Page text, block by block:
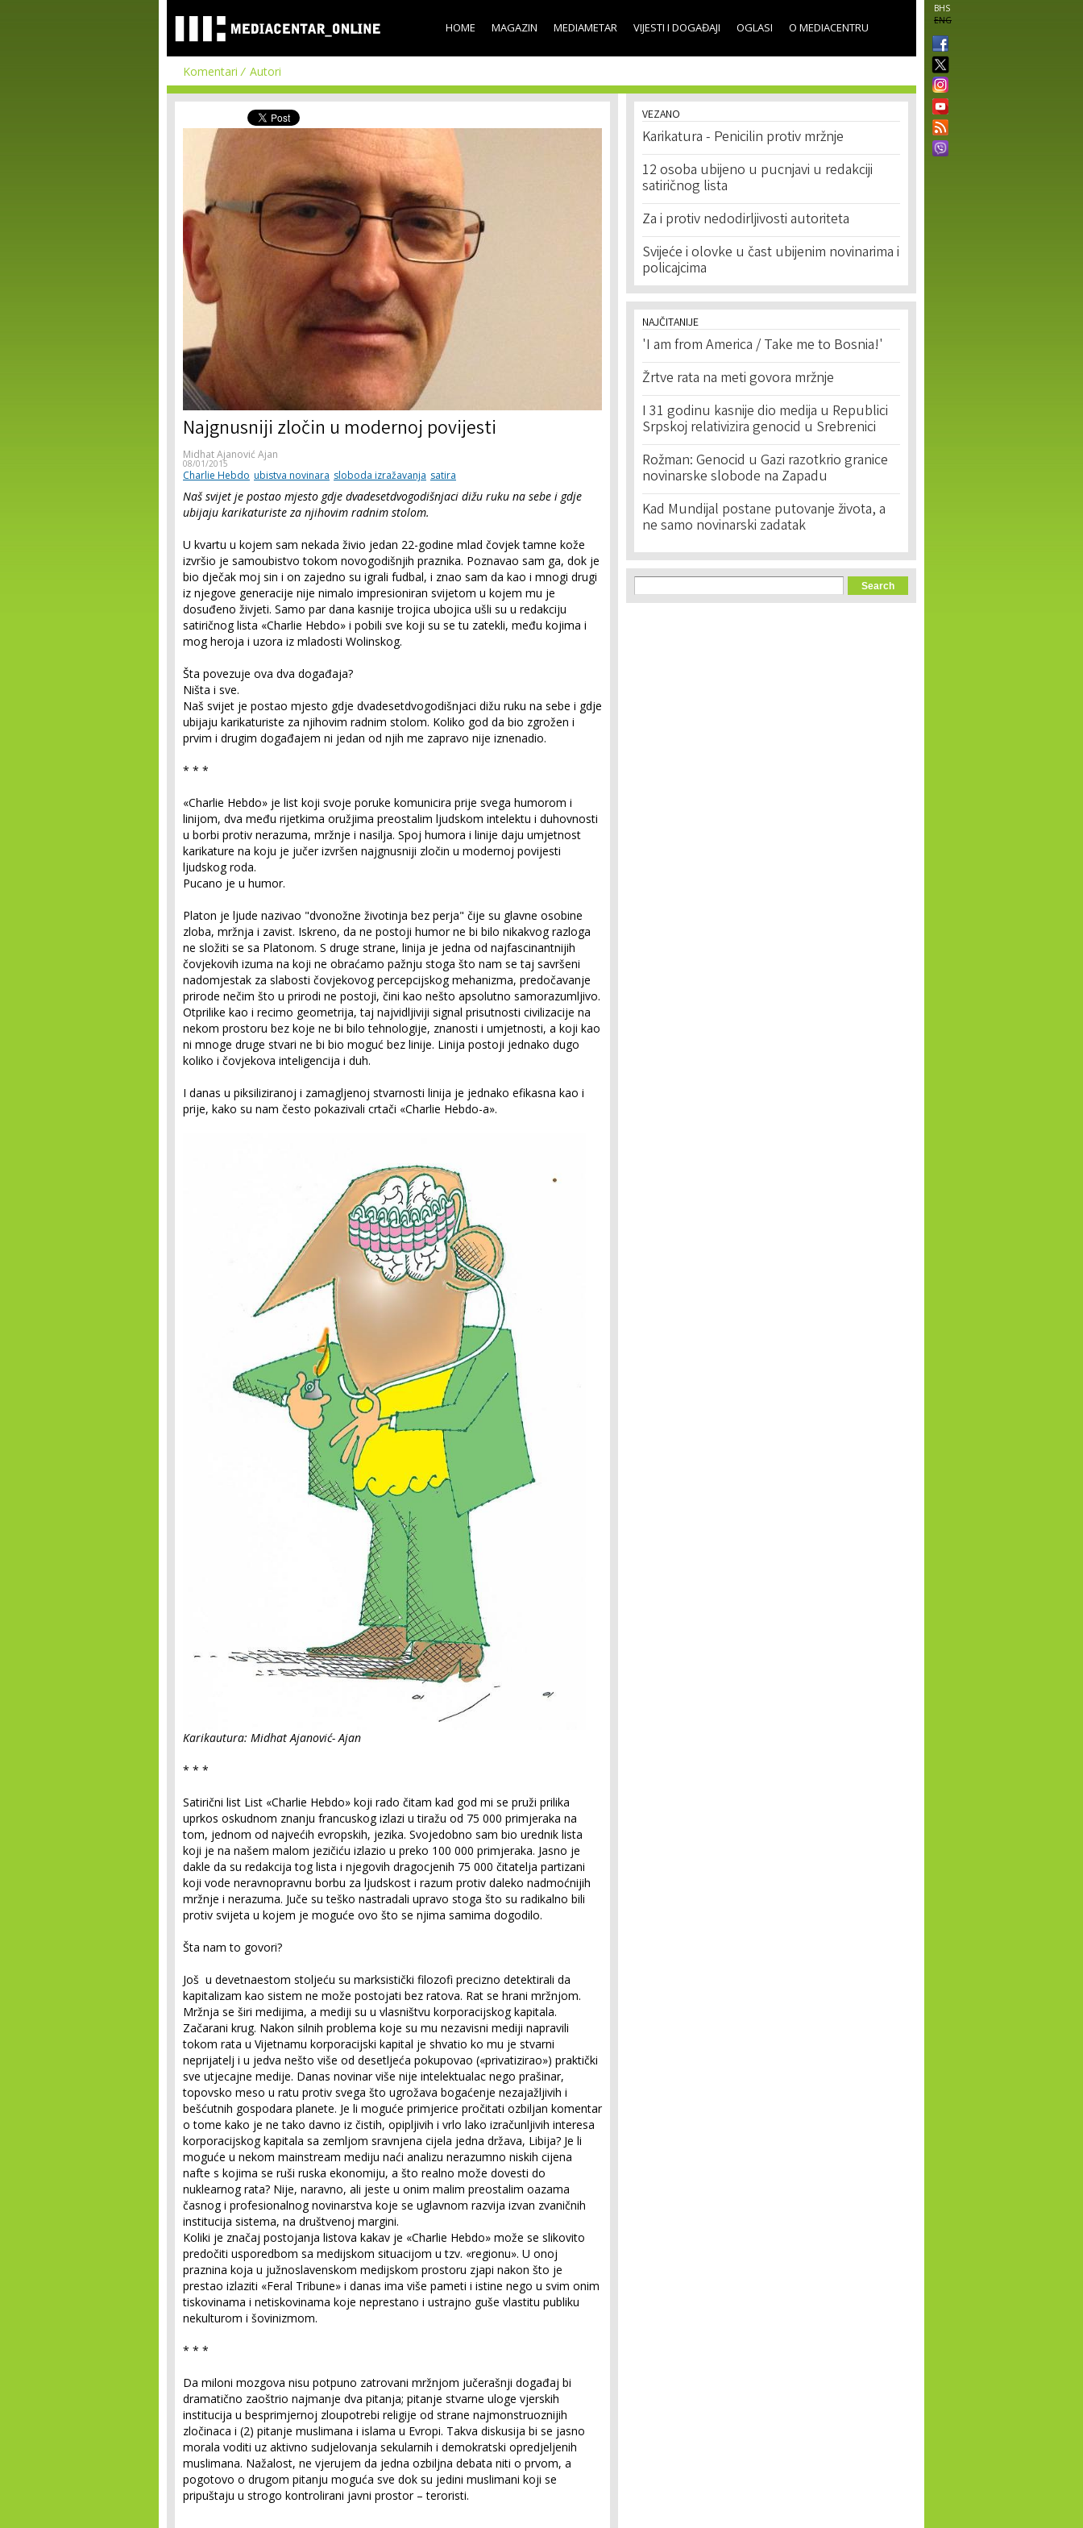
main
content
BHS
ENG
HOME MAGAZIN MEDIAMETAR VIJESTI I DOGAĐAJI OGLASI O MEDIACENTRU
Komentari Autori
Najgnusniji zločin u modernoj povijesti
Midhat Ajanović Ajan
08/01/2015
Charlie Hebdo ubistva novinara sloboda izražavanja satira
Naš svijet je postao mjesto gdje dvadesetdvogodišnjaci dižu ruku na sebe i gdje
ubijaju karikaturiste za njihovim radnim stolom.
U kvartu u kojem sam nekada živio jedan 22-godine mlad čovjek tamne kože
izvršio je samoubistvo tokom novogodišnjih praznika. Poznavao sam ga, dok je
bio dječak moj sin i on zajedno su igrali fudbal, i znao sam da kao i mnogi drugi
iz njegove generacije nije nimalo impresioniran svijetom u kojem mu je
dosuđeno živjeti. Samo par dana kasnije trojica ubojica ušli su u redakciju
satiričnog lista «Charlie Hebdo» i pobili sve koji su se tu zatekli, među kojima i
mog heroja i uzora iz mladosti Wolinskog.
Šta povezuje ova dva događaja?
Ništa i sve.
Naš svijet je postao mjesto gdje dvadesetdvogodišnjaci dižu ruku na sebe i gdje
ubijaju karikaturiste za njihovim radnim stolom. Koliko god da bio zgrožen i
prvim i drugim događajem ni jedan od njih me zapravo nije iznenadio.
* * *
«Charlie Hebdo» je list koji svoje poruke komunicira prije svega humorom i
linijom, dva među rijetkima oružjima preostalim ljudskom intelektu i duhovnosti
u borbi protiv nerazuma, mržnje i nasilja. Spoj humora i linije daju umjetnost
karikature na koju je jučer izvršen najgnusniji zločin u modernoj povijesti
ljudskog roda.
Pucano je u humor.
Platon je ljude nazivao "dvonožne životinja bez perja" čije su glavne osobine
zloba, mržnja i zavist. Iskreno, da ne postoji humor ne bi bilo nikakvog razloga
ne složiti se sa Platonom. S druge strane, linija je jedna od najfascinantnijih
čovjekovih izuma na koji ne obraćamo pažnju stoga što nam se taj savršeni
nadomjestak za slabosti čovjekovog percepcijskog mehanizma, predočavanje
prirode nečim što u prirodi ne postoji, čini kao nešto apsolutno samorazumljivo.
Otprilike kao i recimo geometrija, taj najvidljiviji signal prisutnosti civilizacije na
nekom prostoru bez koje ne bi bilo tehnologije, znanosti i umjetnosti, a koji kao
ni mnoge druge stvari ne bi bio moguć bez linije. Linija postoji jednako dugo
koliko i čovjekova inteligencija i duh.
I danas u piksiliziranoj i zamagljenoj stvarnosti linija je jednako efikasna kao i
prije, kako su nam često pokazivali crtači «Charlie Hebdo-a».
Karikautura: Midhat Ajanović- Ajan
* * *
Satirični list List «Charlie Hebdo» koji rado čitam kad god mi se pruži prilika
uprkos oskudnom znanju francuskog izlazi u tiražu od 75 000 primjeraka na
tom, jednom od najvećih evropskih, jezika. Svojedobno sam bio urednik lista
koji je na našem malom jezičiću izlazio u preko 100 000 primjeraka. Jasno je
dakle da su redakcija tog lista i njegovih dragocjenih 75 000 čitatelja partizani
koji vode neravnopravnu borbu za ljudskost i razum protiv daleko nadmoćnijih
mržnje i nerazuma. Juče su teško nastradali upravo stoga što su radikalno bili
protiv svijeta u kojem je moguće ovo što se njima samima dogodilo.
Šta nam to govori?
Još u devetnaestom stoljeću su marksistički filozofi precizno detektirali da
kapitalizam kao sistem ne može postojati bez ratova. Rat se hrani mržnjom.
Mržnja se širi medijima, a mediji su u vlasništvu korporacijskog kapitala.
Začarani krug. Nakon silnih problema koje su mu nezavisni mediji napravili
tokom rata u Vijetnamu korporacijski kapital je shvatio ko mu je stvarni
neprijatelj i u jedva nešto više od desetljeća pokupovao («privatizirao») praktički
sve utjecajne medije. Danas novinar više nije intelektualac nego prašinar,
topovsko meso u ratu protiv svega što ugrožava bogaćenje nezajažljivih i
bešćutnih gospodara planete. Je li moguće primjerice pročitati ozbiljan komentar
o tome kako je ne tako davno iz čistih, opipljivih i vrlo lako izračunljivih interesa
korporacijskog kapitala sa zemljom sravnjena cijela jedna država, Libija? Je li
moguće u nekom mainstream mediju naći analizu nerazumno niskih cijena
nafte s kojima se ruši ruska ekonomiju, a što realno može dovesti do
nuklearnog rata? Nije, naravno, ali jeste u onim malim preostalim oazama
časnog i profesionalnog novinarstva koje se uglavnom razvija izvan zvaničnih
institucija sistema, na društvenoj margini.
Koliki je značaj postojanja listova kakav je «Charlie Hebdo» može se slikovito
predočiti usporedbom sa medijskom situacijom u tzv. «regionu». U onoj
praznina koja u južnoslavenskom medijskom prostoru zjapi nakon što je
prestao izlaziti «Feral Tribune» i danas ima više pameti i istine nego u svim onim
tiskovinama i netiskovinama koje neprestano i ustrajno guše vlastitu publiku
nekulturom i šovinizmom.
* * *
Da miloni mozgova nisu potpuno zatrovani mržnjom jučerašnji događaj bi
dramatično zaoštrio najmanje dva pitanja; pitanje stvarne uloge vjerskih
institucija u besprimjernoj zloupotrebi religije od strane najmonstruoznijih
zločinaca i (2) pitanje muslimana i islama u Evropi. Takva diskusija bi se jasno
morala voditi uz aktivno sudjelovanja sekularnih i demokratski opredjeljenih
muslimana. Nažalost, ne vjerujem da jedna ozbiljna debata niti o prvom, a
pogotovo o drugom pitanju moguća sve dok su jedini muslimani koji se
pripuštaju u strogo kontrolirani javni prostor – teroristi.
VEZANO
Karikatura - Penicilin protiv mržnje
12 osoba ubijeno u pucnjavi u redakciji
satiričnog lista
Za i protiv nedodirljivosti autoriteta
Svijeće i olovke u čast ubijenim novinarima i
policajcima
NAJČITANIJE
'I am from America / Take me to Bosnia!'
Žrtve rata na meti govora mržnje
I 31 godinu kasnije dio medija u Republici
Srpskoj relativizira genocid u Srebrenici
Rožman: Genocid u Gazi razotkrio granice
novinarske slobode na Zapadu
Kad Mundijal postane putovanje života, a
ne samo novinarski zadatak
Search form
Search